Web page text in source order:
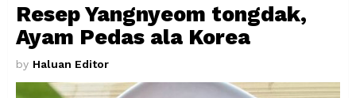
Resep Yangnyeom tongdak,
Ayam Pedas ala Korea
by Haluan Editor